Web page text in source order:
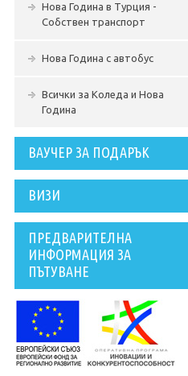
Нова Година в Турция -
Собствен транспорт
Нова Година с автобус
Всички за Коледа и Нова
Година
ВАУЧЕР ЗА ПОДАРЪК
ВИЗИ
ПРЕДВАРИТЕЛНА
ИНФОРМАЦИЯ ЗА
ПЪТУВАНЕ